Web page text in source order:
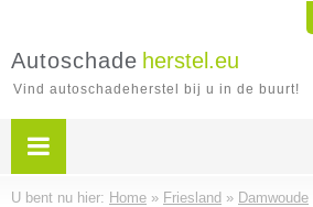
Autoschade herstel.eu
Vind autoschadeherstel bij u in de buurt!
U bent nu hier: Home » Friesland » Damwoude